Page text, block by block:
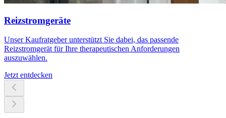
Reizstromgeräte
Unser Kaufratgeber unterstützt Sie dabei, das passende
Reizstromgerät für Ihre therapeutischen Anforderungen
auszuwählen.
Jetzt entdecken